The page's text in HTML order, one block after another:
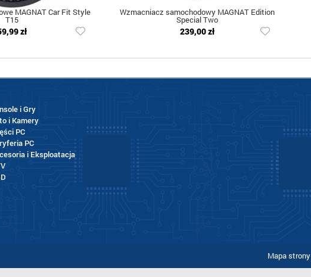
MAGNAT Car Fit Style
T15
zł
Wzmacniacz samochodowy MAGNAT Edition
Special Two
239,00 zł
i Gry
i Kamery
PC
PC
i Eksploatacja
Mapa strony